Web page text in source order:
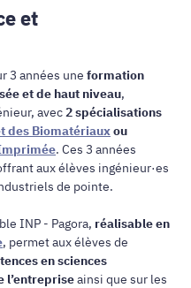
et
3 années une formation
et de haut niveau,
avec2 spécialisations
des Biomatériauxou
. Ces 3 années
aux élèves ingénieur·es
de pointe.
INP - Pagora, réalisable en
, permet aux élèves de
en sciences
l’entrepriseainsi que sur les